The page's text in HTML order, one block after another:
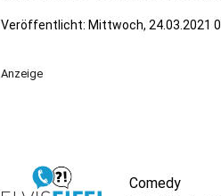
Veröffentlicht: Mittwoch, 24.03.2021
Anzeige
Comedy